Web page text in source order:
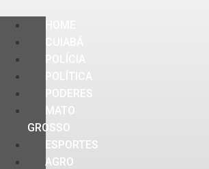
PODERES
MATO
GROSSO
ESPORTES
AGRO